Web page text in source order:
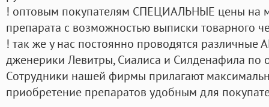
! оптовым покупателям СПЕЦИАЛЬНЫЕ цены на
препарата с возможностью выписки товарного
! так же у нас постоянно проводятся
дженерики Левитры, Сиалиса и Силденафила по
Cотрудники нашей фирмы прилагают
приобретение препаратов удобным для